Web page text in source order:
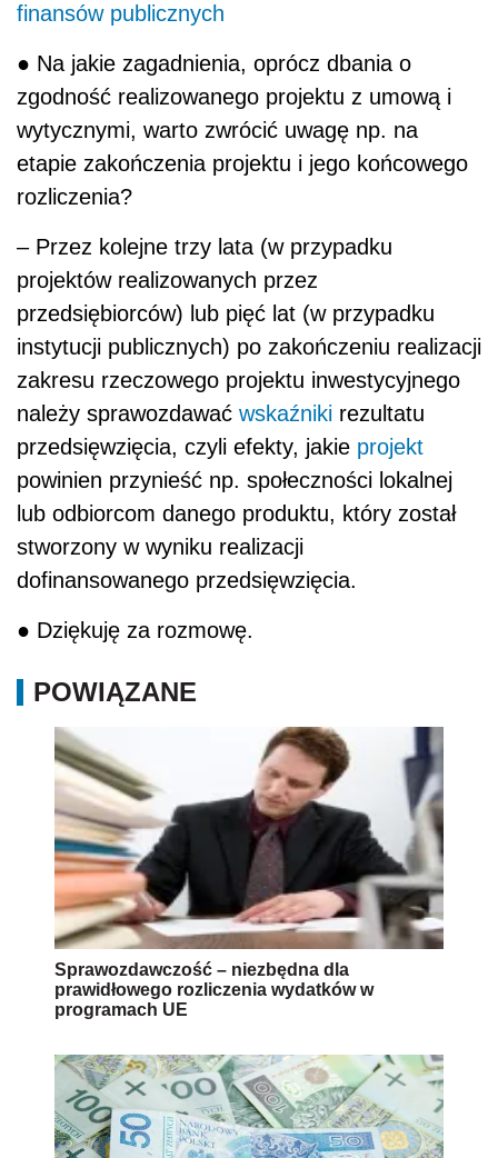
finansów publicznych
● Na jakie zagadnienia, oprócz dbania o
zgodność realizowanego projektu z umową i
wytycznymi, warto zwrócić uwagę np. na
etapie zakończenia projektu i jego końcowego
rozliczenia?
– Przez kolejne trzy lata (w przypadku
projektów realizowanych przez
przedsiębiorców) lub pięć lat (w przypadku
instytucji publicznych) po zakończeniu realizacji
zakresu rzeczowego projektu inwestycyjnego
należy sprawozdawać wskaźniki rezultatu
przedsięwzięcia, czyli efekty, jakie projekt
powinien przynieść np. społeczności lokalnej
lub odbiorcom danego produktu, który został
stworzony w wyniku realizacji
dofinansowanego przedsięwzięcia.
● Dziękuję za rozmowę.
POWIĄZANE
Sprawozdawczość – niezbędna dla
prawidłowego rozliczenia wydatków w
programach UE